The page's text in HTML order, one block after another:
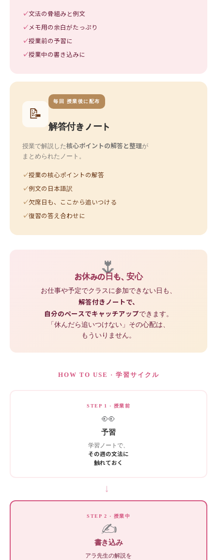
文法の骨組みと例文
メモ用の余白がたっぷり
授業前の予習に
授業中の書き込みに
📝
毎回 授業後に配布
解答付きノート
授業で解説した核心ポイントの解答と整理が
まとめられたノート。
授業の核心ポイントの解答
例文の日本語訳
欠席日も、ここから追いつける
復習の答え合わせに
🌷
お休みの日も、安心
お仕事や予定でクラスに参加できない日も、
解答付きノートで、
自分のペースでキャッチアップできます。
「休んだら追いつけない」その心配は、
もういりません。
HOW TO USE · 学習サイクル
STEP 1 · 授業前
👀
予習
学習ノートで、
その週の文法に
触れておく
→
STEP 2 · 授業中
✍️
書き込み
アラ先生の解説を